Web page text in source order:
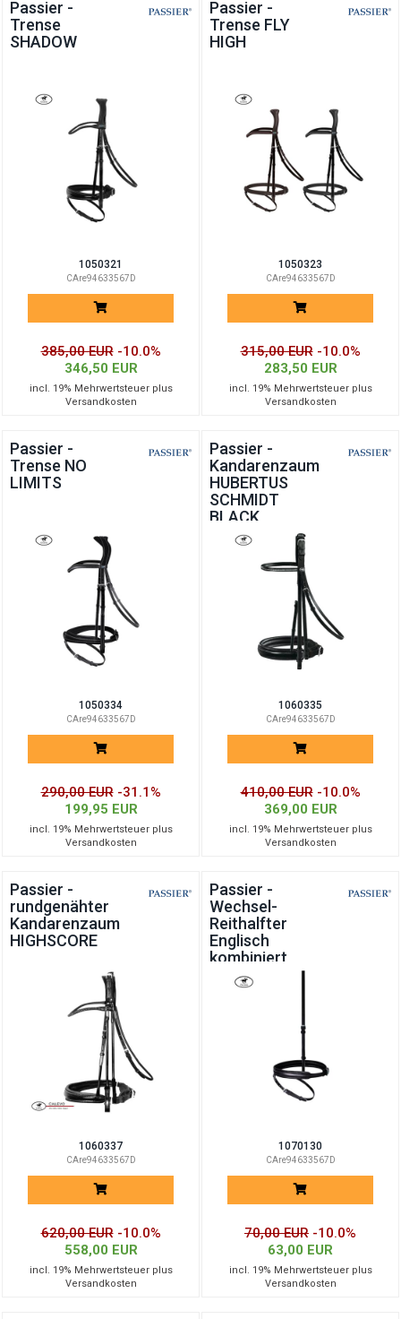
Passier -
Trense
SHADOW
1050321
CAre94633567D
385,00 EUR -10.0%
346,50 EUR
incl. 19% Mehrwertsteuer plus
Versandkosten
Passier -
Trense FLY
HIGH
1050323
CAre94633567D
315,00 EUR -10.0%
283,50 EUR
incl. 19% Mehrwertsteuer plus
Versandkosten
Passier -
Trense NO
LIMITS
1050334
CAre94633567D
290,00 EUR -31.1%
199,95 EUR
incl. 19% Mehrwertsteuer plus
Versandkosten
Passier -
Kandarenzaum
HUBERTUS
SCHMIDT
BLACK
EDITION
1060335
CAre94633567D
410,00 EUR -10.0%
369,00 EUR
incl. 19% Mehrwertsteuer plus
Versandkosten
Passier -
rundgenähter
Kandarenzaum
HIGHSCORE
1060337
CAre94633567D
620,00 EUR -10.0%
558,00 EUR
incl. 19% Mehrwertsteuer plus
Versandkosten
Passier -
Wechsel-
Reithalfter
Englisch
kombiniert
1070130
CAre94633567D
70,00 EUR -10.0%
63,00 EUR
incl. 19% Mehrwertsteuer plus
Versandkosten